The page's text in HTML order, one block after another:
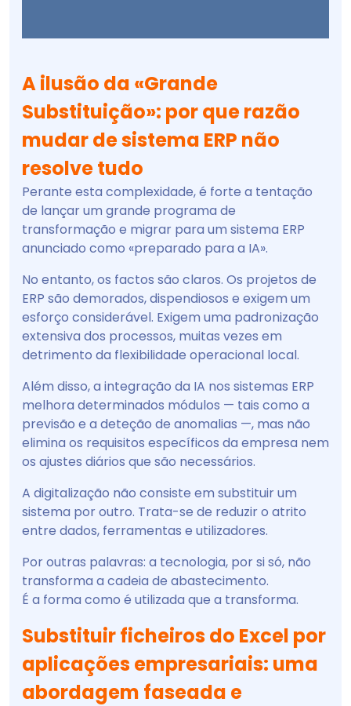
A ilusão da «Grande
Substituição»: por que razão
mudar de sistema ERP não
resolve tudo
Perante esta complexidade, é forte a tentação
de lançar um grande programa de
transformação e migrar para um sistema ERP
anunciado como «preparado para a IA».
No entanto, os factos são claros. Os projetos de
ERP são demorados, dispendiosos e exigem um
esforço considerável. Exigem uma padronização
extensiva dos processos, muitas vezes em
detrimento da flexibilidade operacional local.
Além disso, a integração da IA nos sistemas ERP
melhora determinados módulos — tais como a
previsão e a deteção de anomalias —, mas não
elimina os requisitos específicos da empresa nem
os ajustes diários que são necessários.
A digitalização não consiste em substituir um
sistema por outro. Trata-se de reduzir o atrito
entre dados, ferramentas e utilizadores.
Por outras palavras: a tecnologia, por si só, não
transforma a cadeia de abastecimento.
É a forma como é utilizada que a transforma.
Substituir ficheiros do Excel por
aplicações empresariais: uma
abordagem faseada e